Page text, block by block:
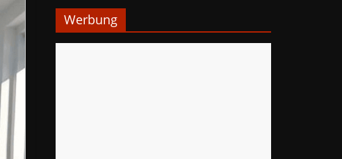
Werbung